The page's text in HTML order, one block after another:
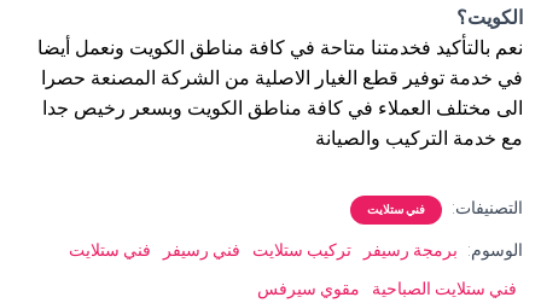
الكويت؟
نعم بالتأكيد فخدمتنا متاحة في كافة مناطق الكويت ونعمل أيضا
في خدمة توفير قطع الغيار الاصلية من الشركة المصنعة حصرا
الى مختلف العملاء في كافة مناطق الكويت وبسعر رخيص جدا
مع خدمة التركيب والصيانة
التصنيفات: فني ستلايت
الوسوم: برمجة رسيفر تركيب ستلايت فني رسيفر
فني ستلايت
فني ستلايت الصباحية
مقوي سيرفس